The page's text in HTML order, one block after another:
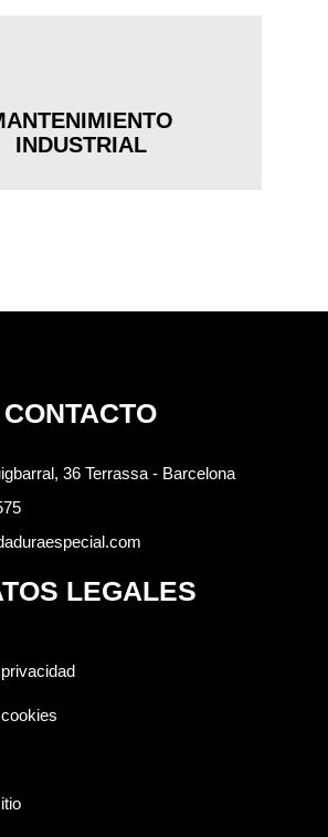
INDUSTRIAL
CONTACTO
36 Terrassa - Barcelona
LEGALES